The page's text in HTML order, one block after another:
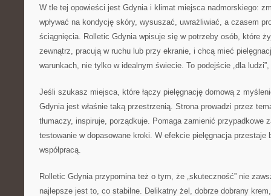
W tle tej opowieści jest Gdynia i klimat miejsca nadmorskiego:
wpływać na kondycję skóry, wysuszać, uwrażliwiać, a czasem
ściągnięcia. Rolletic Gdynia wpisuje się w potrzeby osób, które
zewnątrz, pracują w ruchu lub przy ekranie, i chcą mieć
warunkach, nie tylko w idealnym świecie. To podejście „dla ludzi”,
Jeśli szukasz miejsca, które łączy pielęgnację domową z
Gdynia jest właśnie taką przestrzenią. Strona prowadzi przez
tłumaczy, inspiruje, porządkuje. Pomaga zamienić przypadkowe
testowanie w dopasowane kroki. W efekcie pielęgnacja przestaje
współpracą.
Rolletic Gdynia przypomina też o tym, że „skuteczność” nie
najlepsze jest to, co stabilne. Delikatny żel, dobrze dobrany